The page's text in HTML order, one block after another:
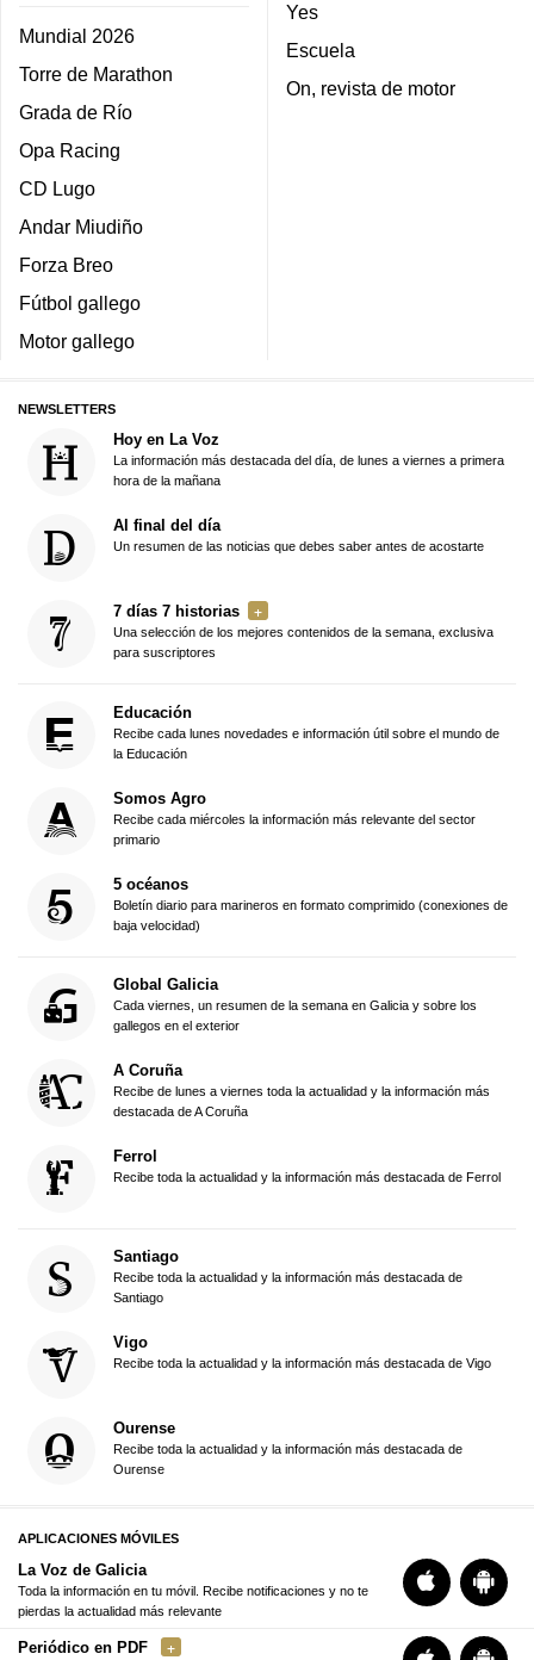
Mundial 2026
Torre de Marathon
Grada de Río
Opa Racing
CD Lugo
Andar Miudiño
Forza Breo
Fútbol gallego
Motor gallego
Yes
Escuela
On, revista de motor
NEWSLETTERS
Hoy en La Voz
La información más destacada del día, de lunes a viernes a primera
hora de la mañana
Al final del día
Un resumen de las noticias que debes saber antes de acostarte
7 días 7 historias
Una selección de los mejores contenidos de la semana, exclusiva
para suscriptores
Educación
Recibe cada lunes novedades e información útil sobre el mundo de
la Educación
Somos Agro
Recibe cada miércoles la información más relevante del sector
primario
5 océanos
Boletín diario para marineros en formato comprimido (conexiones de
baja velocidad)
Global Galicia
Cada viernes, un resumen de la semana en Galicia y sobre los
gallegos en el exterior
A Coruña
Recibe de lunes a viernes toda la actualidad y la información más
destacada de A Coruña
Ferrol
Recibe toda la actualidad y la información más destacada de Ferrol
Santiago
Recibe toda la actualidad y la información más destacada de
Santiago
Vigo
Recibe toda la actualidad y la información más destacada de Vigo
Ourense
Recibe toda la actualidad y la información más destacada de
Ourense
APLICACIONES MÓVILES
La Voz de Galicia
Toda la información en tu móvil. Recibe notificaciones y no te
pierdas la actualidad más relevante
Periódico en PDF